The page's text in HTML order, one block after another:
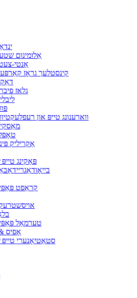
אַלומינום
אַנטי-
קינסטלעך גראָז
גלאז
ווארענונג טייפּ און
אַקריליק
BOPP פּאַקינג טייפּ
קראַפט
טערמאַל
אָפיס
BOPP סטאַטיאָנערי טייפּ